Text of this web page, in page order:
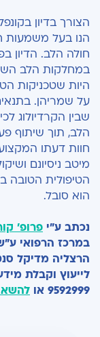
הצורך בדיון
הנו בעל משמעות
חולה הלב. הדיון
במחלקות הלב
היות שטכניקות
על שמריהן.
שבין הקרדיולוג
הלב, תוך שיתוף
חוות דעתו
מיטב ניסיונם
הטיפולית הטובה
הוא סובל.
נכתב ע"י פרופ'
במרכז הרפואי
הרצליה מדיקל
9592999 או